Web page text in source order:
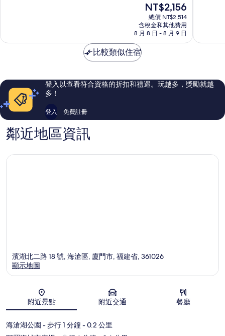
棒
評
論
現
在
價
格
為
NT$2,156
總價 NT$2,514
含稅金和其他費用
8 月 8 日 - 8 月 9 日
明
棒
評
論
比較類似住宿
登入以查看符合資格的折扣和禮遇。玩越多，獎勵就越
多！
登入 免費註冊
鄰近地區資訊
地圖
濱湖北二路 18 號, 海滄區, 廈門市, 福建省, 361026
顯示地圖
附近景點 附近交通 餐廳
海滄湖公園 - 步行 1 分鐘- 0.2 公里